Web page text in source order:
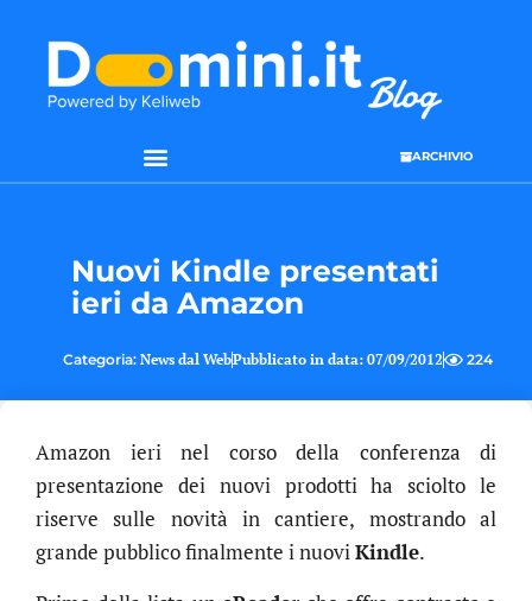
ARCHIVIO
Nuovi Kindle presentati
ieri da Amazon
Categoria: News dal WebPubblicato in data: 07/09/2012 224
Amazon ieri nel corso della conferenza di
presentazione dei nuovi prodotti ha sciolto le
riserve sulle novità in cantiere, mostrando al
grande pubblico finalmente i nuoviKindle.